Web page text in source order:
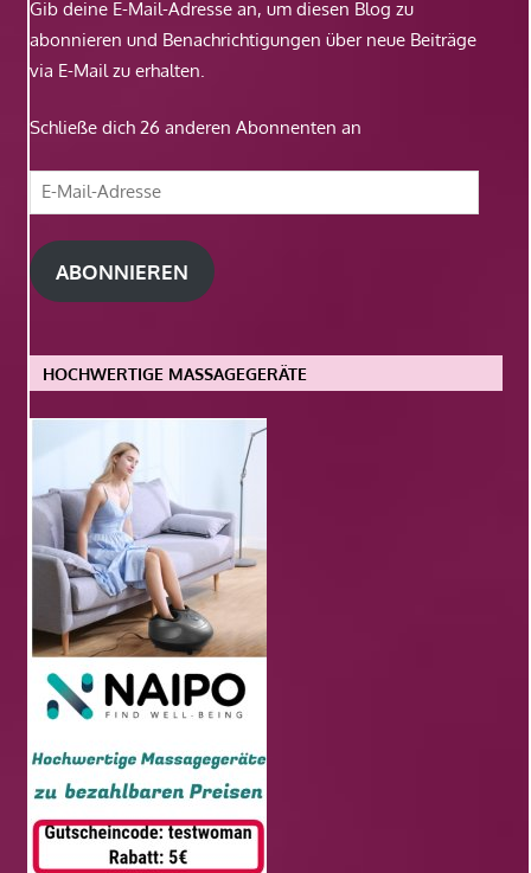
Gib deine E-Mail-Adresse an, um diesen Blog zu
abonnieren und Benachrichtigungen über neue Beiträge
via E-Mail zu erhalten.
Schließe dich 26 anderen Abonnenten an
E-
Mail-
Adresse
ABONNIEREN
HOCHWERTIGE MASSAGEGERÄTE